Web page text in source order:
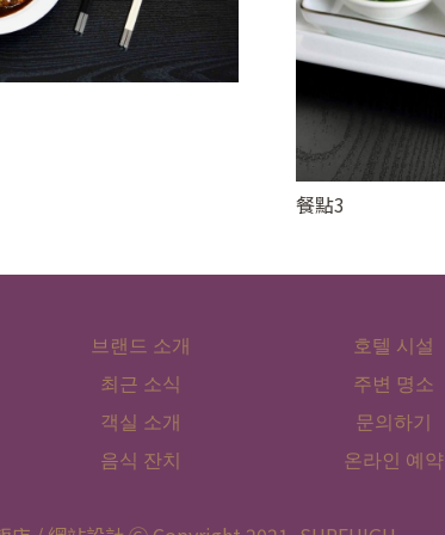
餐點3
브랜드 소개
최근 소식
객실 소개
음식 잔치
호텔 시설
주변 명소
문의하기
온라인 예약